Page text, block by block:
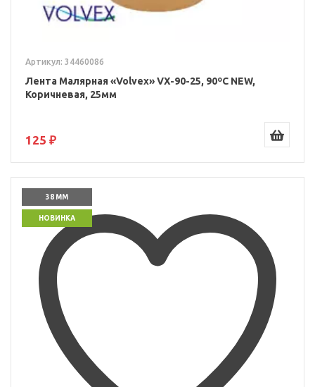
Артикул: 34460086
Лента Малярная «Volvex» VX-90-25, 90ºС NEW,
Коричневая, 25мм
125 ₽
38 ММ
НОВИНКА